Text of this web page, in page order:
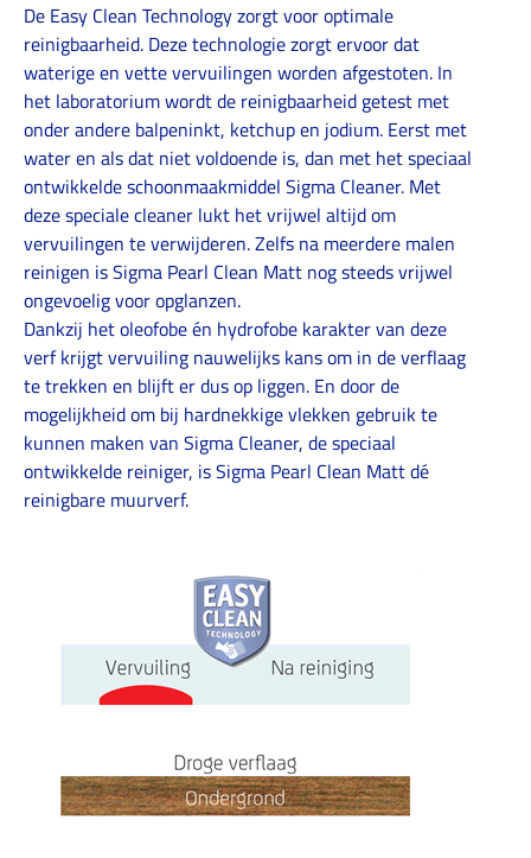
De Easy Clean Technology zorgt voor optimale
reinigbaarheid. Deze technologie zorgt ervoor dat
waterige en vette vervuilingen worden afgestoten. In
het laboratorium wordt de reinigbaarheid getest met
onder andere balpeninkt, ketchup en jodium. Eerst met
water en als dat niet voldoende is, dan met het speciaal
ontwikkelde schoonmaakmiddel Sigma Cleaner. Met
deze speciale cleaner lukt het vrijwel altijd om
vervuilingen te verwijderen. Zelfs na meerdere malen
reinigen is Sigma Pearl Clean Matt nog steeds vrijwel
ongevoelig voor opglanzen.
Dankzij het oleofobe én hydrofobe karakter van deze
verf krijgt vervuiling nauwelijks kans om in de verflaag
te trekken en blijft er dus op liggen. En door de
mogelijkheid om bij hardnekkige vlekken gebruik te
kunnen maken van Sigma Cleaner, de speciaal
ontwikkelde reiniger, is Sigma Pearl Clean Matt dé
reinigbare muurverf.